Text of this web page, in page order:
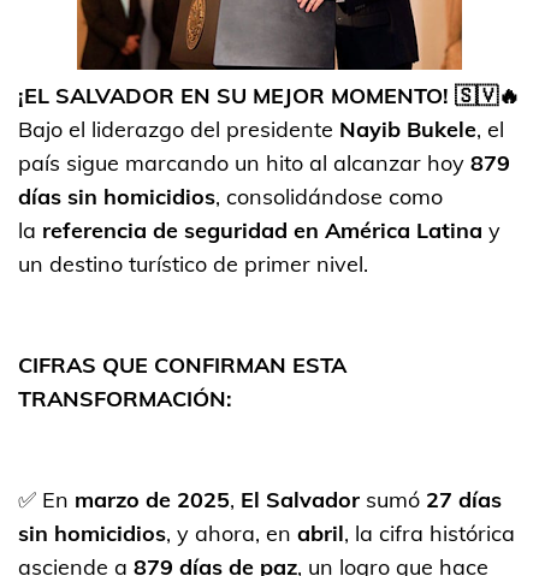
¡EL SALVADOR EN SU MEJOR MOMENTO! 🇸🇻🔥
Bajo el liderazgo del presidente Nayib Bukele, el
país sigue marcando un hito al alcanzar hoy 879
días sin homicidios, consolidándose como
la referencia de seguridad en América Latina y
un destino turístico de primer nivel.
CIFRAS QUE CONFIRMAN ESTA
TRANSFORMACIÓN:
✅ En marzo de 2025, El Salvador sumó 27 días
sin homicidios, y ahora, en abril, la cifra histórica
asciende a 879 días de paz, un logro que hace